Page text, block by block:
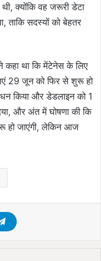
क्‍योंकि वह जरूरी डेटा
ताकि सदस्‍यों को बेहतर
था कि मेंटेनेस के लिए
29 जून को फिर से शुरू हो
किया और डेडलाइन को 1
और अंत में घोषणा की कि
हो जाएंगी, लेकिन आज